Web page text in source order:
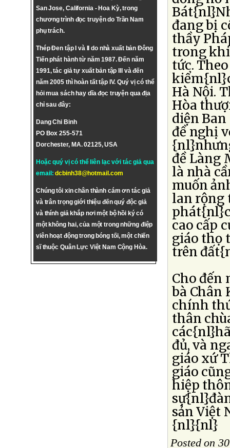
San Jose, California - Hoa Kỳ, trong
chương trình đọc truyện do Trần Nam
phụ trách.
Thép Đen tập I và II do nhà xuất bản Đông
Tiến phát hành từ năm 1987. Đến năm
1991, tác giả tự xuất bản tập III và đến
năm 2005 thì hoàn tất tập IV. Quý vị có thể
hỏi mua sách hay dĩa đọc truyện qua địa
chỉ sau đây:
Dang Chi Binh
PO Box 255-571
Dorchester, MA. 02125, USA
Hoặc quý vị có thể liên lạc với tác giả qua
email:dcbinh38@hotmail.com
Chúng tôi xin chân thành cám ơn tác giả
và trân trọng giới thiệu đến quý độc giả
và thính giả khắp nơi một bộ hồi ký có
một không hai, của một trong những điệp
viên hoạt động trong bóng tối, một chiến
sĩ thuộc Quân Lực Việt Nam Cộng Hòa.
đang bị
thầy
trong
tức.
Hà Nội.
Hòa
diện
đề nghị
đề Làng
là nhà
muốn
lan rộng
cao cấp
giáo thọ
trên
Cho đến
bà Chân
chính
thân
đủ, và
giáo xứ
giáo
hiệp
sản Việt
{nl}{nl}
Posted on